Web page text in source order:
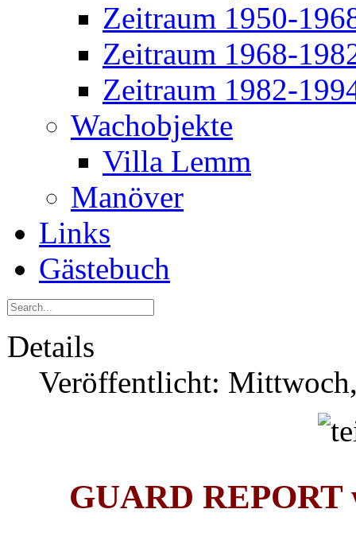
Zeitraum 1950-
Zeitraum 1968-
Zeitraum 1982-
Wachobjekte
Villa Lemm
Manöver
Links
Gästebuch
Details
Veröffentlicht:
GUARD